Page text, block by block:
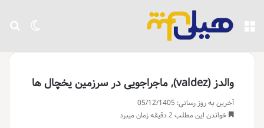
تغییر منو
والدز (valdez), ماجراجویی در سرزمین یخچال ها
آخرین به روز رسانی: 05/12/1405
خواندن این مطلب 2 دقیقه زمان میبرد